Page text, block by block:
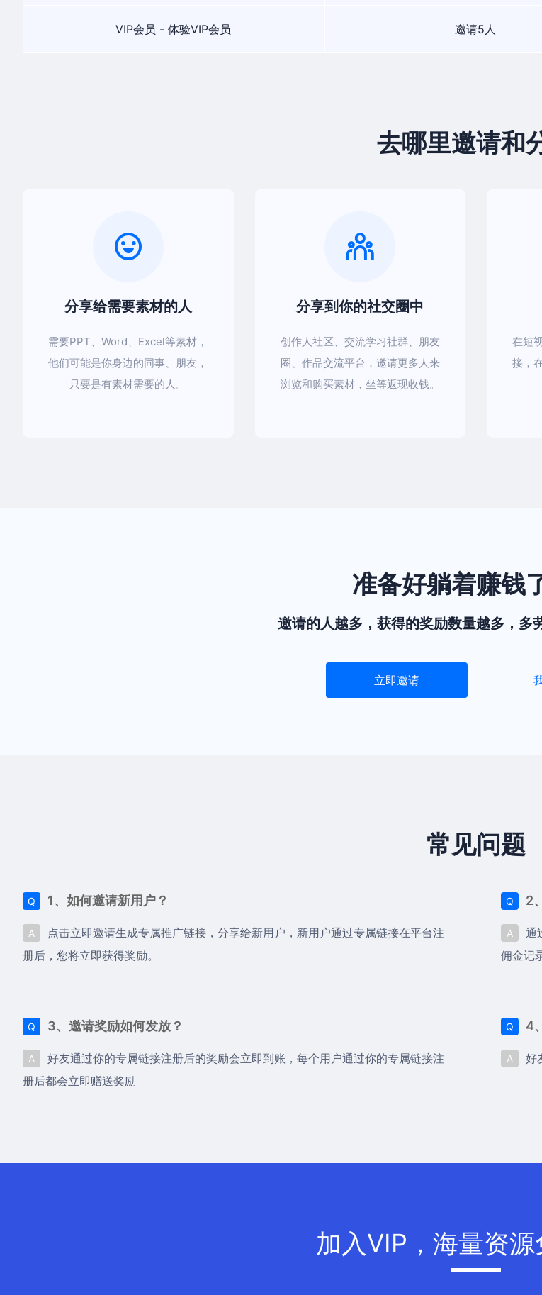
VIP会员 - 体验VIP会员 邀请5人
去哪里邀请和
分享给需要素材的人
需要PPT、Word、Excel等素材，
他们可能是你身边的同事、朋友，
只要是有素材需要的人。
分享到你的社交圈中
创作人社区、交流学习社群、朋友
圈、作品交流平台，邀请更多人来
浏览和购买素材，坐等返现收钱。
在短
接，
准备好躺着赚钱
邀请的人越多，获得的奖励数量越多，多
立即邀请
常见问题
Q 1、如何邀请新用户？
A
点击立即邀请生成专属推广链接，分享给新用户，新用户通过专属链接在平台注
册后，您将立即获得奖励。
Q 2
A
通
佣金记
Q 3、邀请奖励如何发放？
A
好友通过你的专属链接注册后的奖励会立即到账，每个用户通过你的专属链接注
册后都会立即赠送奖励
Q 4
A 好
加入VIP，海量资